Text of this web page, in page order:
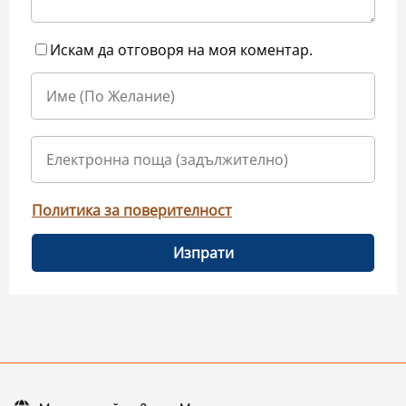
Искам да отговоря на моя коментар.
Политика за поверителност
Изпрати